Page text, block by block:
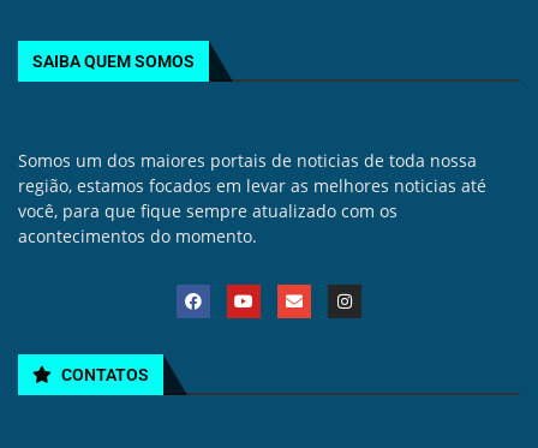
SAIBA QUEM SOMOS
Somos um dos maiores portais de noticias de toda nossa
região, estamos focados em levar as melhores noticias até
você, para que fique sempre atualizado com os
acontecimentos do momento.
CONTATOS